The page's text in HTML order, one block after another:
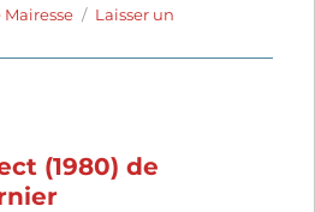
Mairesse
Laisser un
(1980) de